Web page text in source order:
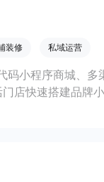
装修 私域运营
小程序商城、多
店快速搭建品牌